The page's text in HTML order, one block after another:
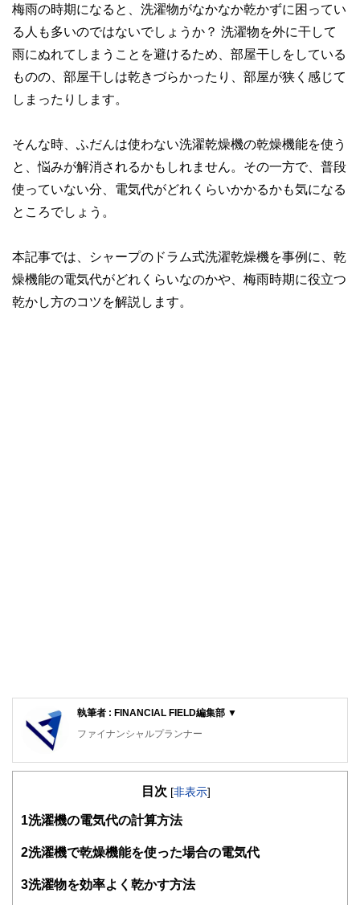
梅雨の時期になると、洗濯物がなかなか乾かずに困ってい
る人も多いのではないでしょうか？ 洗濯物を外に干して
雨にぬれてしまうことを避けるため、部屋干しをしている
ものの、部屋干しは乾きづらかったり、部屋が狭く感じて
しまったりします。
そんな時、ふだんは使わない洗濯乾燥機の乾燥機能を使う
と、悩みが解消されるかもしれません。その一方で、普段
使っていない分、電気代がどれくらいかかるかも気になる
ところでしょう。
本記事では、シャープのドラム式洗濯乾燥機を事例に、乾
燥機能の電気代がどれくらいなのかや、梅雨時期に役立つ
乾かし方のコツを解説します。
執筆者 : FINANCIAL FIELD編集部 ▼
ファイナンシャルプランナー
FinancialField編集部は、金融、経済に関する記事を、日々
知識がない方でも理解できるようわかりやすく発信していま
得者を中心に「お金や暮らし」に関する書籍・雑誌の編集経
験者で構成され、企画立案から記事掲載まですべての工程に
関わることで、読者目線のコンテンツを追求しています。
目次 [非表示]
1 洗濯機の電気代の計算方法
2洗濯機で乾燥機能を使った場合の電気代
3洗濯物を効率よく乾かす方法